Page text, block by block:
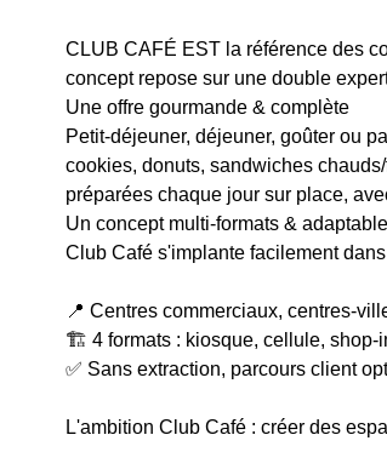
CLUB CAFÉ EST la référence des
concept repose sur une double
Une offre gourmande & complète
Petit-déjeuner, déjeuner, goûter ou
cookies, donuts, sandwiches
préparées chaque jour sur place,
Un concept multi-formats & adaptable
Club Café s'implante facilement
📍 Centres commerciaux, centres-
🏗️ 4 formats : kiosque, cellule, shop-
✅ Sans extraction, parcours client
L'ambition Club Café : créer des